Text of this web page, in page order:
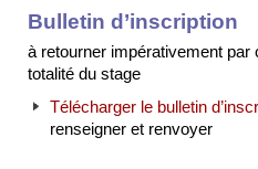
Bulletin d’inscription
à retourner impérativement
totalité du stage
Télécharger le bulletin
renseigner et renvoyer